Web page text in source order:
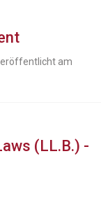
am
(LL.B.) -